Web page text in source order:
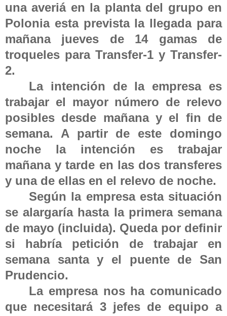
una averiá en la planta del grupo en
Polonia esta prevista la llegada para
mañana jueves de 14 gamas de
troqueles para Transfer-1 y Transfer-
2.
La intención de la empresa es
trabajar el mayor número de relevo
posibles desde mañana y el fin de
semana. A partir de este domingo
noche la intención es trabajar
mañana y tarde en las dos transferes
y una de ellas en el relevo de noche.
Según la empresa esta situación
se alargaría hasta la primera semana
de mayo (incluida). Queda por definir
si habría petición de trabajar en
semana santa y el puente de San
Prudencio.
La empresa nos ha comunicado
que necesitará 3 jefes de equipo a